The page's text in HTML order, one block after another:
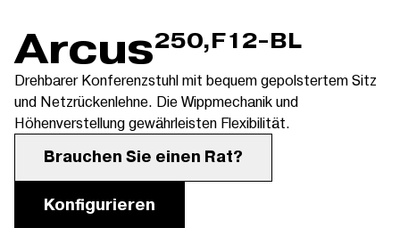
Arcus250,F12-BL
Drehbarer Konferenzstuhl mit bequem gepolstertem Sitz
und Netzrückenlehne. Die Wippmechanik und
Höhenverstellung gewährleisten Flexibilität.
Brauchen Sie einen Rat?
Konfigurieren